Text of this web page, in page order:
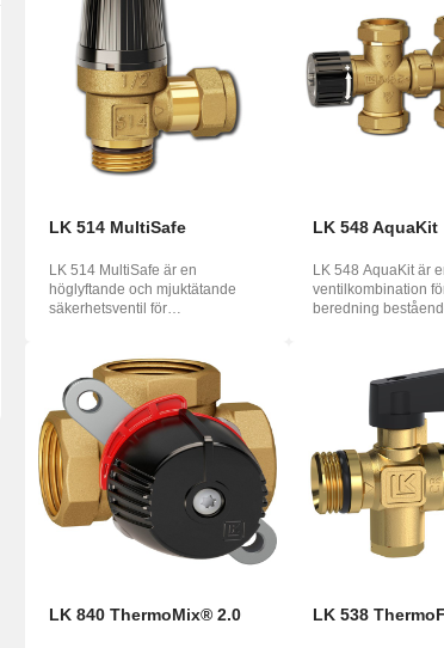
LK 514 MultiSafe
LK 514 MultiSafe är en
höglyftande och mjuktätande
säkerhetsventil för
LK 548 AquaKit
LK 548 AquaKit är
ventilkombination
beredning
LK 840 ThermoMix® 2.0 LK 538